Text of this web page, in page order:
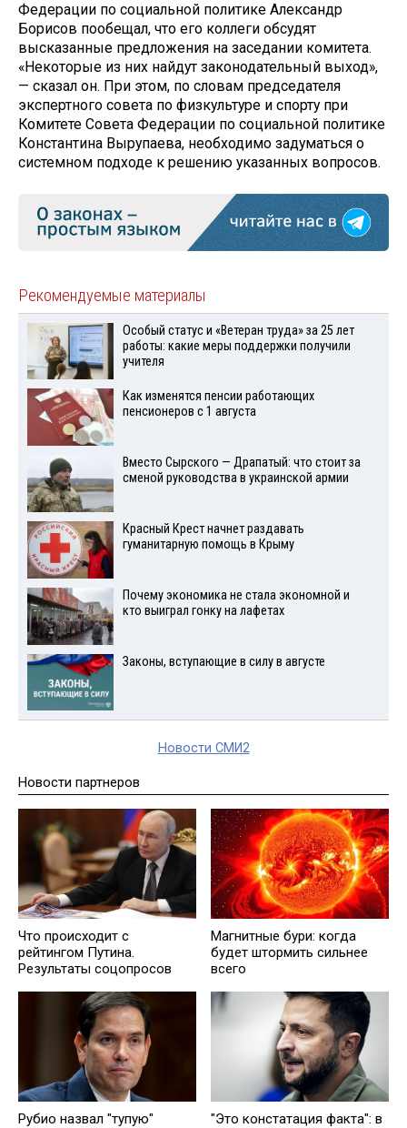
Федерации по социальной политике Александр
Борисов пообещал, что его коллеги обсудят
высказанные предложения на заседании комитета.
«Некоторые из них найдут законодательный выход»,
— сказал он. При этом, по словам председателя
экспертного совета по физкультуре и спорту при
Комитете Совета Федерации по социальной политике
Константина Вырупаева, необходимо задуматься о
системном подходе к решению указанных вопросов.
Рекомендуемые материалы
Особый статус и «Ветеран труда» за 25 лет
работы: какие меры поддержки получили
учителя
Как изменятся пенсии работающих
пенсионеров с 1 августа
Вместо Сырского — Драпатый: что стоит за
сменой руководства в украинской армии
Красный Крест начнет раздавать
гуманитарную помощь в Крыму
Почему экономика не стала экономной и
кто выиграл гонку на лафетах
Законы, вступающие в силу в августе
Новости СМИ2
Новости партнеров
Что происходит с
рейтингом Путина.
Результаты соцопросов
Магнитные бури: когда
будет штормить сильнее
всего
Рубио назвал "тупую"
"Это констатация факта": в